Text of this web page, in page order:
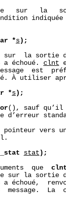
sur   la
*s );
la sortie
a échoué.
clnt
est
À utiliser
*s );
(), sauf qu’il
d’erreur
vers
stat );
que
sur la sortie
échoué,
message.  La